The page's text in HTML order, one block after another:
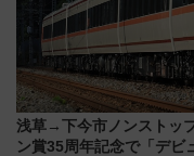
浅草→下今市ノンストッ
ン賞35周年記念で「デ